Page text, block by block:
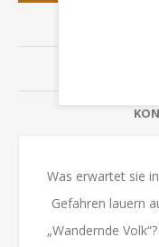
Was erwartet sie
Gefahren lauern
„Wandernde